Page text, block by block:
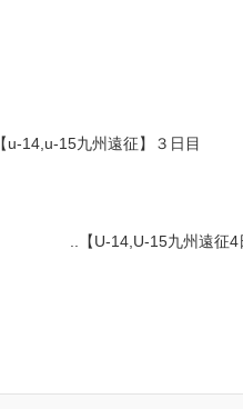
【u-14,u-15九州遠征】３日目
..【U-14,U-15九州遠征